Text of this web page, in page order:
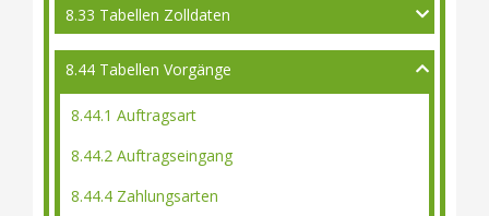
8.33 Tabellen Zolldaten
8.44 Tabellen Vorgänge
8.44.1 Auftragsart
8.44.2 Auftragseingang
8.44.4 Zahlungsarten